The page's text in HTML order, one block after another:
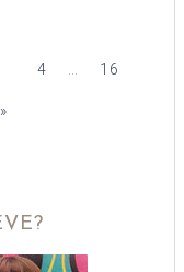
4 … 16